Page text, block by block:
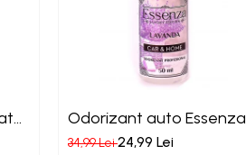
Odorizant auto Essenza
Lavanda
34,99 Lei24,99 Lei